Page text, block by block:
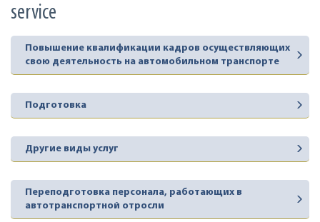
service
Повышение квалификации кадров осуществляющих
свою деятельность на автомобильном транспорте
Подготовка
Другие виды услуг
Переподготовка персонала, работающих в
автотранспортной отросли